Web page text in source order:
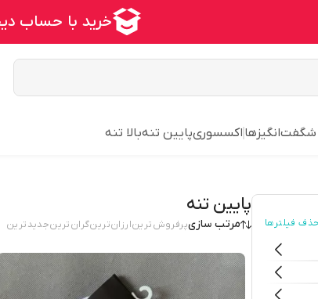
شگفت‌انگیزها اکسسوریپایین تنهبالا تنه
حذف فیلترها
پایین تنه
مرتب سازیپرفروش‌ترینارزان‌ترینگران‌ترینجدید‌ترین